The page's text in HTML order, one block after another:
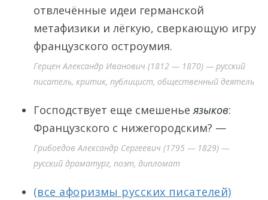
отвлечённые идеи германской
метафизики и лёгкую, сверкающую игру
французского остроумия.
Герцен Александр Иванович (1812 — 1870) — русский
писатель, критик, публицист, общественный деятель
Господствует еще смешеньеязыков:
Французского с нижегородским? —
Грибоедов Александр Сергеевич (1795 — 1829) —
русский драматург, поэт, дипломат
(все афоризмы русских писателей)